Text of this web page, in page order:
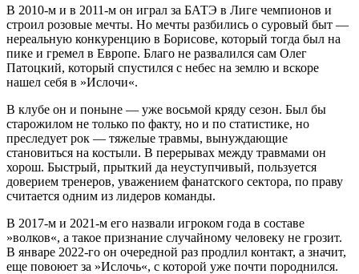
В 2010-м и в 2011-м он играл за БАТЭ в Лиге чемпионов и
строил розовые мечты. Но мечты разбились о суровый быт —
нереальную конкуренцию в Борисове, который тогда был на
пике и гремел в Европе. Благо не развалился сам Олег
Патоцкий, который спустился с небес на землю и вскоре
нашел себя в »Ислочи«.
В клубе он и поныне — уже восьмой кряду сезон. Был бы
старожилом не только по факту, но и по статистике, но
преследует рок — тяжелые травмы, вынуждающие
становиться на костыли. В перерывах между травмами он
хорош. Быстрый, прыткий да неуступчивый, пользуется
доверием тренеров, уважением фанатского сектора, по праву
считается одним из лидеров команды.
В 2017-м и 2021-м его назвали игроком года в составе
»волков«, а такое признание случайному человеку не грозит.
В январе 2022-го он очередной раз продлил контакт, а значит,
еще повоюет за »Ислочь«, с которой уже почти породнился.